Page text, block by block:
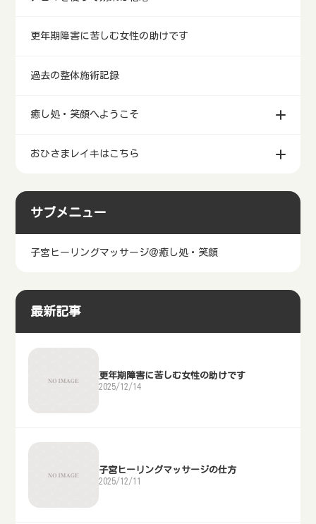
更年期障害に苦しむ女性の助けです
過去の整体施術記録
癒し処・笑顔へようこそ
おひさまレイキはこちら
サブメニュー
子宮ヒーリングマッサージ＠癒し処・笑顔
最新記事
更年期障害に苦しむ女性の助けです
2025/12/14
子宮ヒーリングマッサージの仕方
2025/12/11